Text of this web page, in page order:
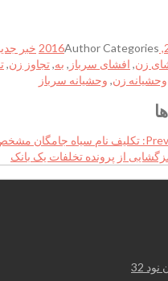
AuthorCategories خبر
زن, افشای سرباز , به,تجاوز زن,
وحشیانه زن, وحشیانه سرباز
تکلیف نام سیاه جامگان
از پرونده تخلفات یک بانک
32